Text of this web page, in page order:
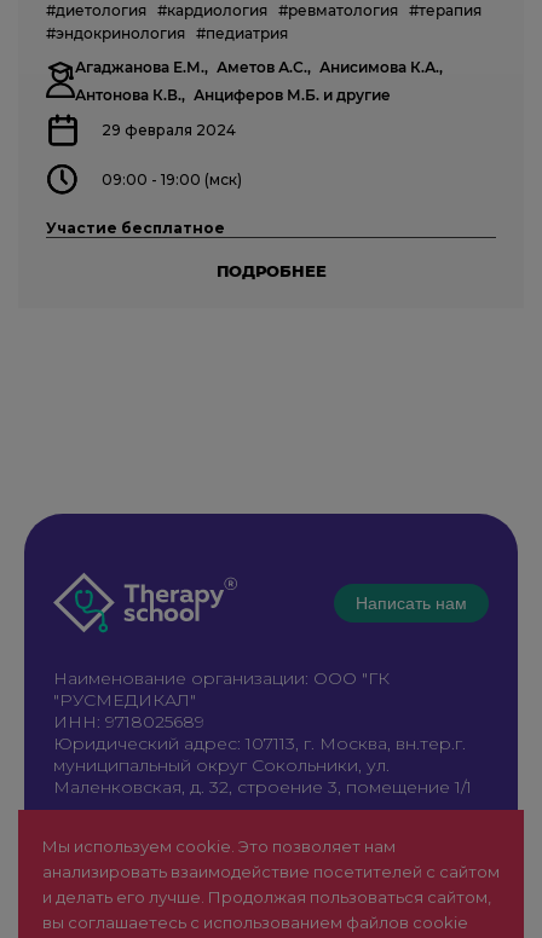
#диетология #кардиология #ревматология #терапия
#эндокринология #педиатрия
Агаджанова Е.М., Аметов А.С., Анисимова К.А.,
Антонова К.В., Анциферов М.Б. и другие
29 февраля 2024
09:00 - 19:00 (мск)
Участие бесплатное
ПОДРОБНЕЕ
Написать нам
Наименование организации: ООО "ГК
"РУСМЕДИКАЛ"
ИНН: 9718025689
Юридический адрес: 107113, г. Москва, вн.тер.г.
муниципальный округ Сокольники, ул.
Маленковская, д. 32, строение 3, помещение 1/1
+7 961 196-42-49
therapy@rusmedical.ru
О нас
Мероприятия
1 уровень
Лекторы
Новости
FAQ
Мы используем cookie. Это позволяет нам
анализировать взаимодействие посетителей с сайтом
и делать его лучше. Продолжая пользоваться сайтом,
вы соглашаетесь с использованием файлов cookie